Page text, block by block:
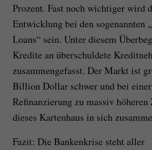
Prozent. Fast noch wichtiger wird
Entwicklung bei den sogenannten
Loans“ sein. Unter diesem
Kredite an überschuldete
zusammengefasst. Der Markt ist
Billion Dollar schwer und bei einer
Refinanzierung zu massiv höheren
dieses Kartenhaus in sich
Fazit: Die Bankenkrise steht aller